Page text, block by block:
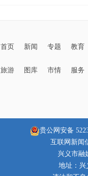
首页 新闻 专题 教育
旅游 图库 市情 服务
贵公网安备
互联网新闻
兴义市融
地址：兴